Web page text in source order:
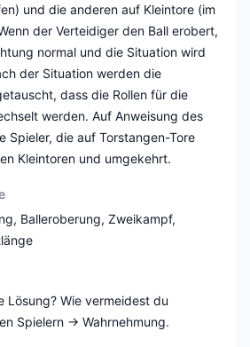
und die anderen auf Kleintore (im
der Verteidiger den Ball erobert,
normal und die Situation wird
der Situation werden die
dass die Rollen für die
werden. Auf Anweisung des
Spieler, die auf Torstangen-Tore
Kleintoren und umgekehrt.
Balleroberung, Zweikampf,
Lösung? Wie vermeidest du
Spielern -> Wahrnehmung.